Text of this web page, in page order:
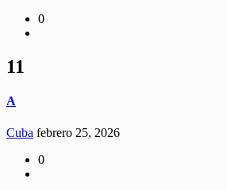
0
11
A
Cuba febrero 25, 2026
0